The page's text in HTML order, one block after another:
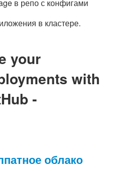
в репо с конфигами
в кластере.
your
with
-
облако